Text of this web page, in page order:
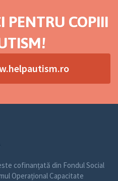
PENTRU COPIII
cofinanțată din Fondul Social
Operațional Capacitate